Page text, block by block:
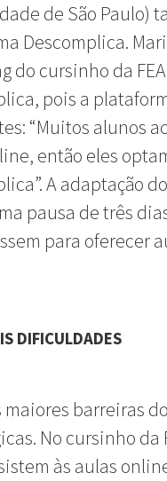
de São Paulo)
Descomplica.
do cursinho da
pois a
“Muitos alunos
então eles
A adaptação
pausa de três
para oferecer
DIFICULDADES
maiores barreiras
No cursinho da
às aulas